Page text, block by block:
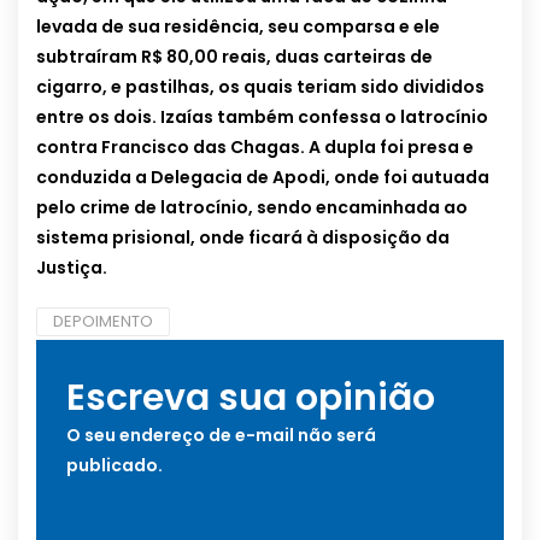
levada de sua residência, seu comparsa e ele
subtraíram R$ 80,00 reais, duas carteiras de
cigarro, e pastilhas, os quais teriam sido divididos
entre os dois. Izaías também confessa o latrocínio
contra Francisco das Chagas. A dupla foi presa e
conduzida a Delegacia de Apodi, onde foi autuada
pelo crime de latrocínio, sendo encaminhada ao
sistema prisional, onde ficará à disposição da
Justiça.
DEPOIMENTO
Escreva sua opinião
O seu endereço de e-mail não será
publicado.